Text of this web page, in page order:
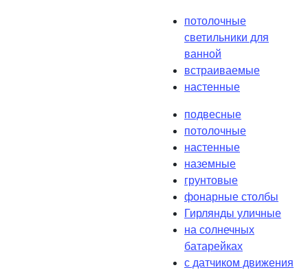
потолочные
светильники для
ванной
встраиваемые
настенные
подвесные
потолочные
настенные
наземные
грунтовые
фонарные столбы
Гирлянды уличные
на солнечных
батарейках
с датчиком движения